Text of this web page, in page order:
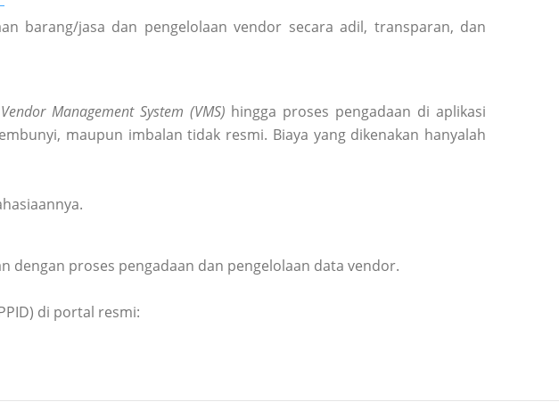
barang/jasa dan pengelolaan vendor secara adil, transparan, dan
Vendor Management System (VMS) hingga proses pengadaan di aplikasi
maupun imbalan tidak resmi. Biaya yang dikenakan hanyalah
dengan proses pengadaan dan pengelolaan data vendor.
di portal resmi: